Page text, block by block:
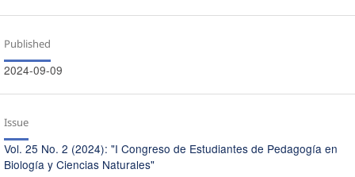
Published
2024-09-09
Issue
Vol. 25 No. 2 (2024): "I Congreso de Estudiantes de Pedagogía en
Biología y Ciencias Naturales"